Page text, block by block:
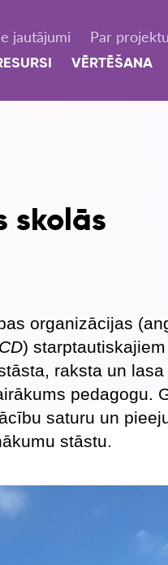
jautājumi Par projektu
VĒRTĒŠANA
skolās
organizācijas
)
raksta un
pedagogu.
saturu un
stāstu.